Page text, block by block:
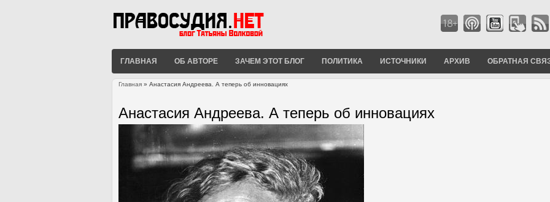
ГЛАВНАЯ ОБ АВТОРЕ ЗАЧЕМ ЭТОТ БЛОГ ПОЛИТИКА ИСТОЧНИКИ АРХИВ ОБРАТНАЯ
Главная » Анастасия Андреева. А теперь об инновациях
Анастасия Андреева. А теперь об инновациях